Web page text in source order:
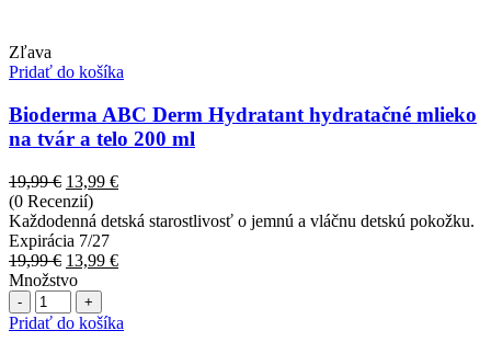
Zľava
Pridať do košíka
Bioderma ABC Derm Hydratant hydratačné mlieko
na tvár a telo 200 ml
19,99€ Pôvodná
cena
bola:
19,99 €.
13,99 €Aktuálna
je:
(0 Recenzií)
Každodenná detská starostlivosť o jemnú a vláčnu detskú pokožku.
Expirácia 7/27
19,99€ Pôvodná
cena
bola:
19,99 €.
13,99 €Aktuálna
13,99 €.
Množstvo
Počet
Pridať do košíka